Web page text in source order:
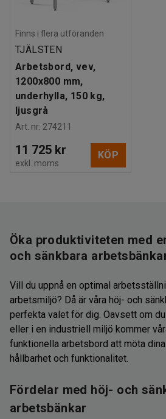
Finns i flera utföranden
TJÄLSTEN
Arbetsbord, vev,
1200x800 mm,
underhylla, 150 kg,
ljusgrå
Art. nr: 274211
11 725 kr
exkl. moms
KÖP
Öka produktiviteten med
och sänkbara
Vill du uppnå en optimal
arbetsmiljö? Då är våra höj- och
perfekta valet för dig. Oavsett om
eller i en industriell miljö kommer
funktionella arbetsbord att möta
hållbarhet och funktionalitet.
Fördelar med höj- och
arbetsbänkar